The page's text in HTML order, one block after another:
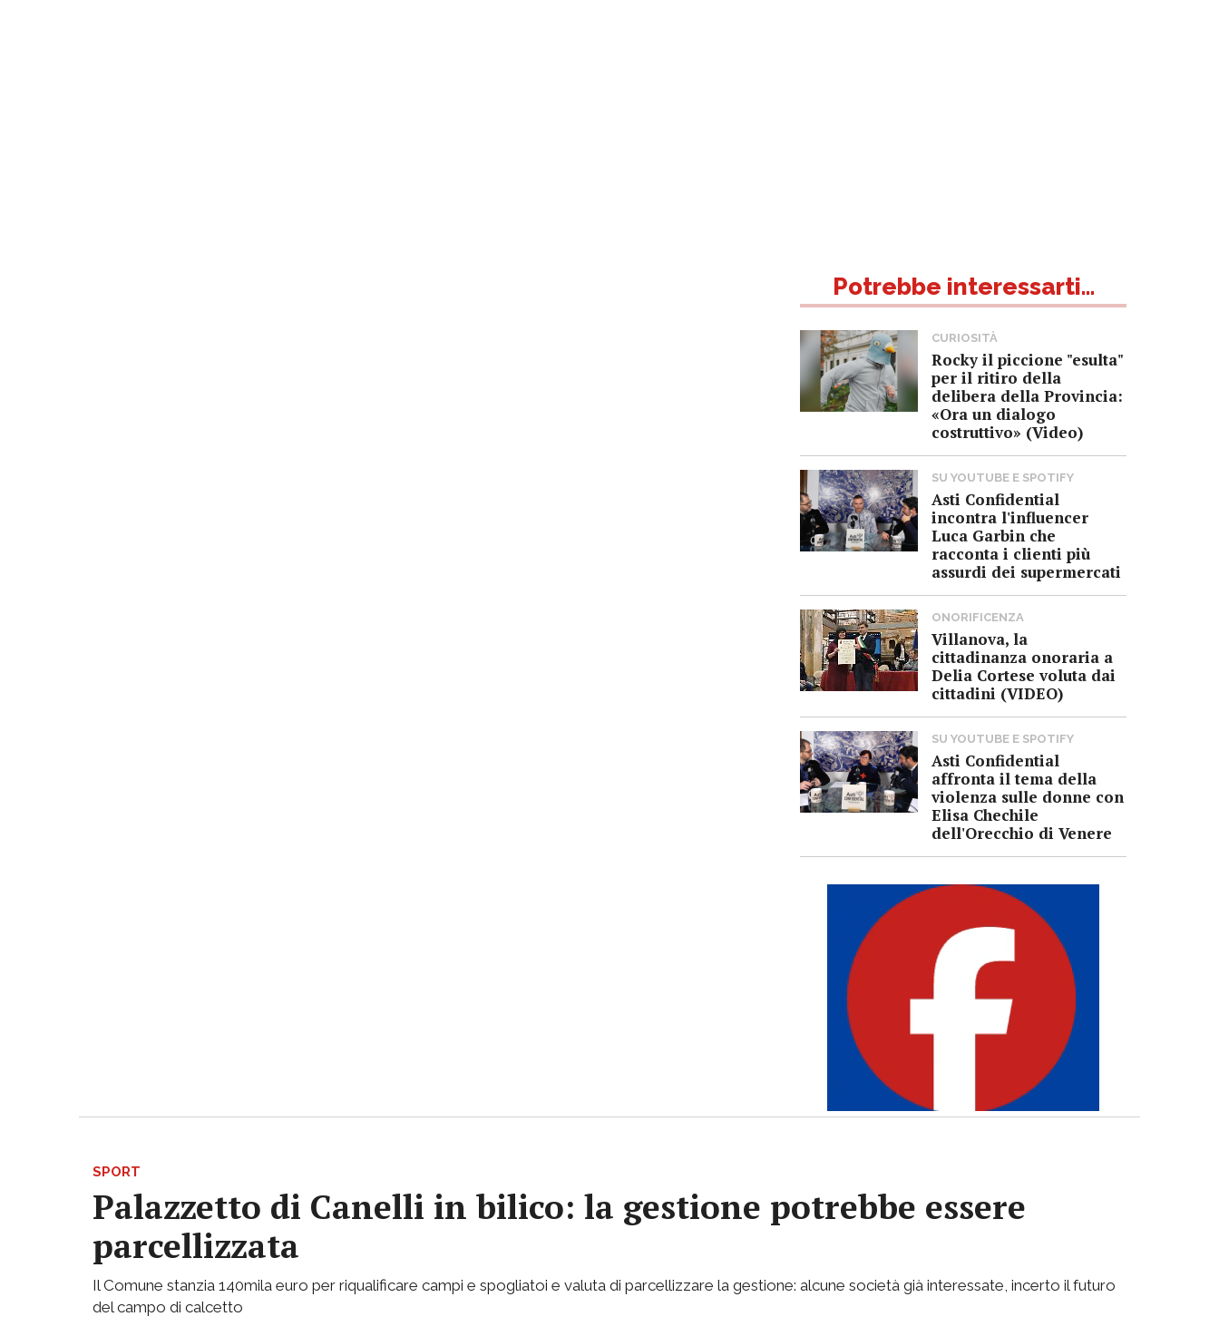
Potrebbe interessarti...
CURIOSITÀ
Rocky il piccione "esulta"
per il ritiro della
delibera della Provincia:
«Ora un dialogo
costruttivo» (Video)
SU YOUTUBE E SPOTIFY
Asti Confidential
incontra l'influencer
Luca Garbin che
racconta i clienti più
assurdi dei supermercati
ONORIFICENZA
Villanova, la
cittadinanza onoraria a
Delia Cortese voluta dai
cittadini (VIDEO)
SU YOUTUBE E SPOTIFY
Asti Confidential
affronta il tema della
violenza sulle donne con
Elisa Chechile
dell'Orecchio di Venere
SPORT
Palazzetto di Canelli in bilico: la gestione potrebbe essere
parcellizzata
Il Comune stanzia 140mila euro per riqualificare campi e spogliatoi e valuta di parcellizzare la gestione: alcune società già interessate, incerto il futuro
del campo di calcetto